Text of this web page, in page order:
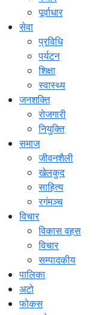
पूर्वाधार
सेवा
प्रविधि
पर्यटन
शिक्षा
स्वास्थ्य
जनशक्ति
रोजगारी
नियुक्ति
समाज
जीवनशैली
खेलकुद
साहित्य
रगंमञ्च
विचार
विकास वहस
विचार
सम्पादकीय
पालिका
अटो
फोकस